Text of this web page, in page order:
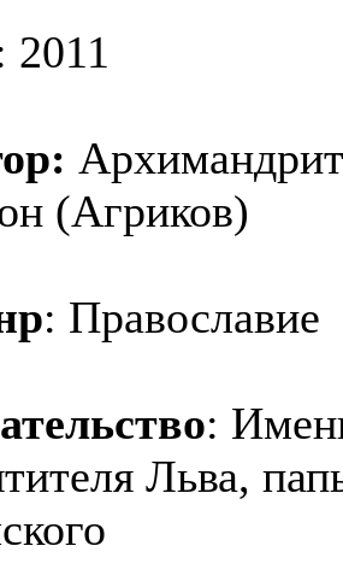
2011
Архимандрит
(Агриков)
: Православие
:
Льва,